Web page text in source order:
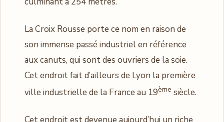
La Croix Rousse porte ce nom en raison de
son immense passé industriel en référence
aux canuts, qui sont des ouvriers de la soie.
Cet endroit fait d’ailleurs de Lyon la première
ville industrielle de la France au 19ème siècle.
Cet endroit est devenue aujourd’hui un riche